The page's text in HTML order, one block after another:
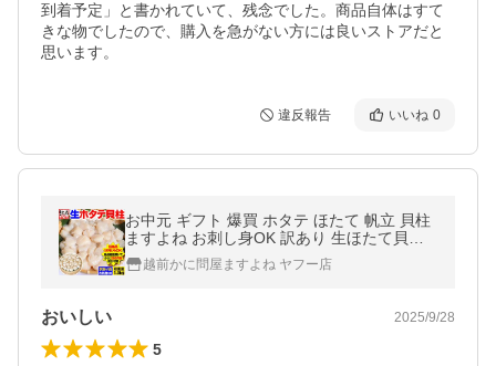
到着予定」と書かれていて、残念でした。商品自体はすて
きな物でしたので、購入を急がない方には良いストアだと
思います。
違反報告 いいね 0
お中元 ギフト 爆買 ホタテ ほたて 帆立 貝柱
ますよね お刺し身OK 訳あり 生ほたて貝柱 1
kg 端材ばかりではなく粒もしっかり入った
良心商品 タウリン 個別冷凍
越前かに問屋ますよね ヤフー店
おいしい 2025/9/28
5